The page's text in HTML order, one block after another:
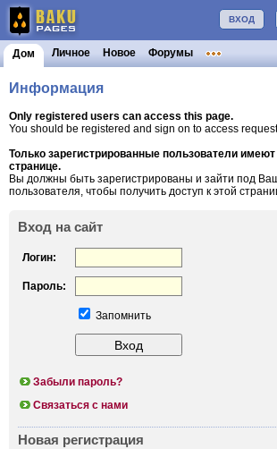
ВХОД
Дом Личное Новое Форумы
Информация
Only registered users can access this page.
You should be registered and sign on to access
Только зарегистрированные пользователи имеют
странице.
Вы должны быть зарегистрированы и зайти под
пользователя, чтобы получить доступ к этой
Вход на сайт
Логин:
Пароль:
Запомнить
Забыли пароль?
Связаться с нами
Новая регистрация